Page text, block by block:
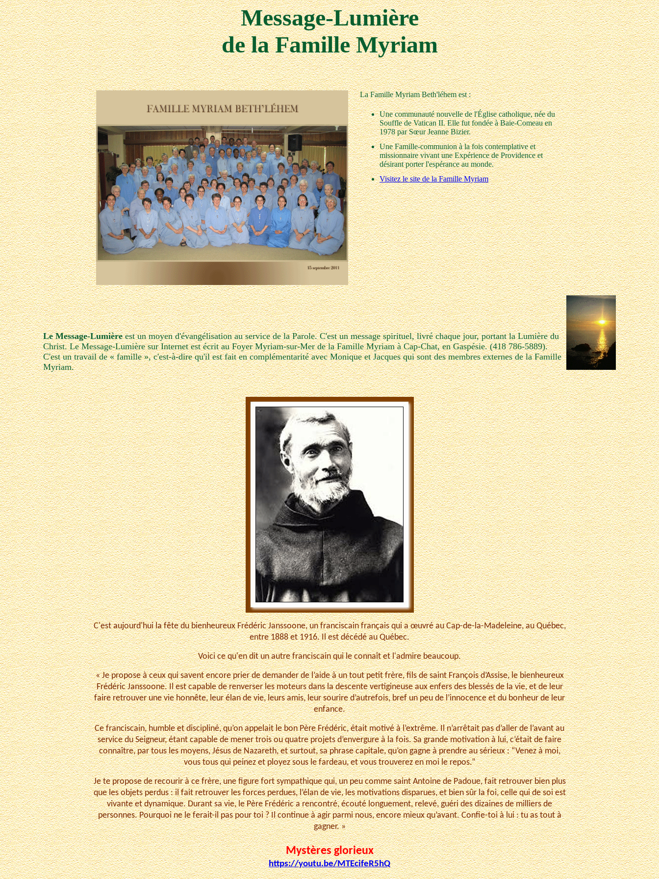
Message-Lumière
de la Famille Myriam
La Famille Myriam Beth'léhem est :
Une communauté nouvelle de l'Église catholique, née du
Souffle de Vatican II. Elle fut fondée à Baie-Comeau en
1978 par Sœur Jeanne Bizier.
Une Famille-communion à la fois contemplative et
missionnaire vivant une Expérience de Providence et
désirant porter l'espérance au monde.
Visitez le site de la Famille Myriam
Le Message-Lumièreest un moyen d'évangélisation au service de la Parole. C'est un message spirituel, livré chaque jour, portant la Lumière du
Christ. Le Message-Lumière sur Internet est écrit au Foyer Myriam-sur-Mer de la Famille Myriam à Cap-Chat, en Gaspésie. (418 786-5889).
C'est un travail de « famille », c'est-à-dire qu'il est fait en complémentarité avec Monique et Jacques qui sont des membres externes de la Famille
Myriam.
C'est aujourd'hui la fête du bienheureux Frédéric Janssoone, un franciscain français qui a œuvré au Cap-de-la-Madeleine, au Québec,
entre 1888 et 1916. Il est décédé au Québec.
Voici ce qu'en dit un autre franciscain qui le connaît et l'admire beaucoup.
« Je propose à ceux qui savent encore prier de demander de l’aide à un tout petit frère, fils de saint François d’Assise, le bienheureux
Frédéric Janssoone. Il est capable de renverser les moteurs dans la descente vertigineuse aux enfers des blessés de la vie, et de leur
faire retrouver une vie honnête, leur élan de vie, leurs amis, leur sourire d’autrefois, bref un peu de l’innocence et du bonheur de leur
enfance.
Ce franciscain, humble et discipliné, qu’on appelait le bon Père Frédéric, était motivé à l’extrême. Il n’arrêtait pas d’aller de l’avant au
service du Seigneur, étant capable de mener trois ou quatre projets d’envergure à la fois. Sa grande motivation à lui, c’était de faire
connaître, par tous les moyens, Jésus de Nazareth, et surtout, sa phrase capitale, qu’on gagne à prendre au sérieux : “Venez à moi,
vous tous qui peinez et ployez sous le fardeau, et vous trouverez en moi le repos.”
Je te propose de recourir à ce frère, une figure fort sympathique qui, un peu comme saint Antoine de Padoue, fait retrouver bien plus
que les objets perdus : il fait retrouver les forces perdues, l’élan de vie, les motivations disparues, et bien sûr la foi, celle qui de soi est
vivante et dynamique. Durant sa vie, le Père Frédéric a rencontré, écouté longuement, relevé, guéri des dizaines de milliers de
personnes. Pourquoi ne le ferait-il pas pour toi ? Il continue à agir parmi nous, encore mieux qu’avant. Confie-toi à lui : tu as tout à
gagner. »
Mystères glorieux
https://youtu.be/MTEcifeR5hQ